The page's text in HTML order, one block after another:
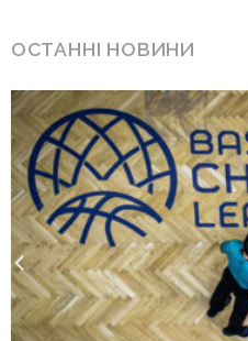
ОСТАННІ НОВИНИ